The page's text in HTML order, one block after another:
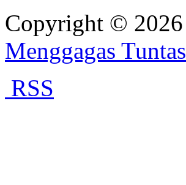
Copyright © 2026
Menggagas Tuntas
RSS